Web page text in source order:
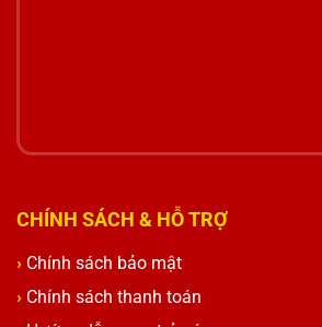
CHÍNH SÁCH & HỖ TRỢ
Chính sách bảo mật
Chính sách thanh toán